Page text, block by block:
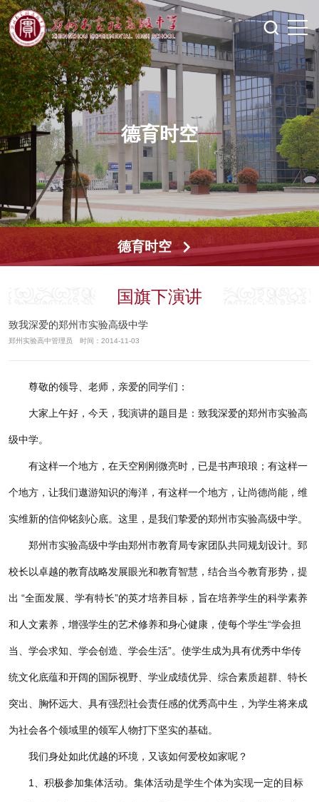
德育时空
德育时空
国旗下演讲
致我深爱的郑州市实验高级中学
郑州实验高中管理员 时间：2014-11-03
尊敬的领导、老师，亲爱的同学们：
大家上午好，今天，我演讲的题目是：致我深爱的郑州市实验高
级中学。
有这样一个地方，在天空刚刚微亮时，已是书声琅琅；有这样一
个地方，让我们遨游知识的海洋，有这样一个地方，让尚德尚能，维
实维新的信仰铭刻心底。这里，是我们挚爱的郑州市实验高级中学。
郑州市实验高级中学由郑州市教育局专家团队共同规划设计。郅
校长以卓越的教育战略发展眼光和教育智慧，结合当今教育形势，提
出 “全面发展、学有特长”的英才培养目标，旨在培养学生的科学素养
和人文素养，增强学生的艺术修养和身心健康，使每个学生“学会担
当、学会求知、学会创造、学会生活”。使学生成为具有优秀中华传
统文化底蕴和开阔的国际视野、学业成绩优异、综合素质超群、特长
突出、胸怀远大、具有强烈社会责任感的优秀高中生，为学生将来成
为社会各个领域里的领军人物打下坚实的基础。
我们身处如此优越的环境，又该如何爱校如家呢？
1 、积极参加集体活动。集体活动是学生个体为实现一定的目标